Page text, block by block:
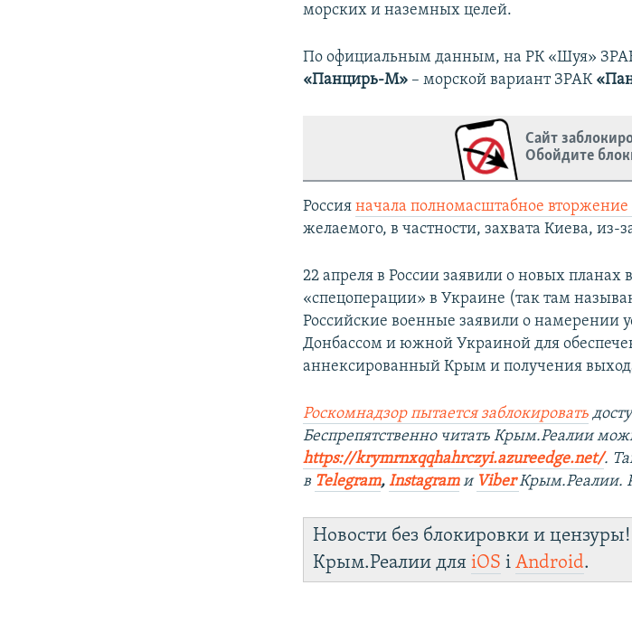
морских и наземных целей.
По официальным данным, на РК «Шуя»
«Панцирь-М» – морской вариант ЗРАК
Сайт
Обойдите
Россияначала полномасштабное
желаемого, в частности, захвата Киева, из-
22 апреля в России заявили о новых планах
«спецоперации» в Украине (так там
Российские военные заявили о намерении
Донбассом и южной Украиной для
аннексированный Крым и получения
Роскомнадзор пытается заблокировать
Беспрепятственно читать Крым.Реалии
https://krymrnxqqhahrczyi.azureedge.net/.
в Telegram,Instagramи ViberКрым.Реалии.
Новости без блокировки и
Крым.Реалии дляiOS іAndroid.